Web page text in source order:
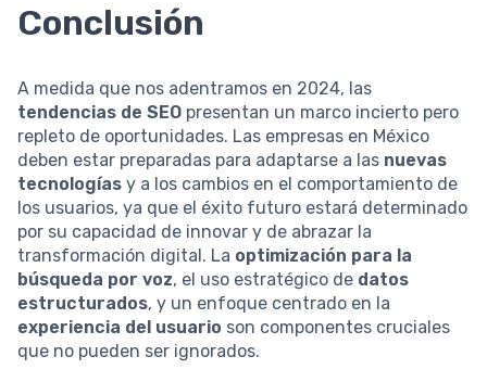
Conclusión
A medida que nos adentramos en 2024, las
tendencias de SEO presentan un marco incierto pero
repleto de oportunidades. Las empresas en México
deben estar preparadas para adaptarse a las nuevas
tecnologías y a los cambios en el comportamiento de
los usuarios, ya que el éxito futuro estará determinado
por su capacidad de innovar y de abrazar la
transformación digital. La optimización para la
búsqueda por voz, el uso estratégico de datos
estructurados, y un enfoque centrado en la
experiencia del usuario son componentes cruciales
que no pueden ser ignorados.